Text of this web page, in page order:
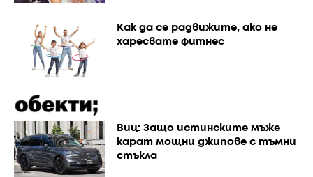
Как да се радвижите, ако не
харесвате фитнес
Виц: Защо истинските мъже
карат мощни джипове с тъмни
стъкла